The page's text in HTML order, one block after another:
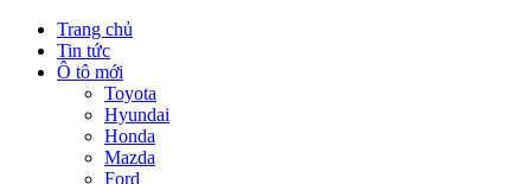
Trang chủ
Tin tức
Ô tô mới
Toyota
Hyundai
Honda
Mazda
Ford